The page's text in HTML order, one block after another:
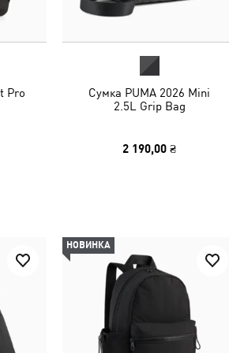
Pro
Сумка PUMA 2026 Mini
2.5L Grip Bag
2 190,00 ₴
НОВИНКА